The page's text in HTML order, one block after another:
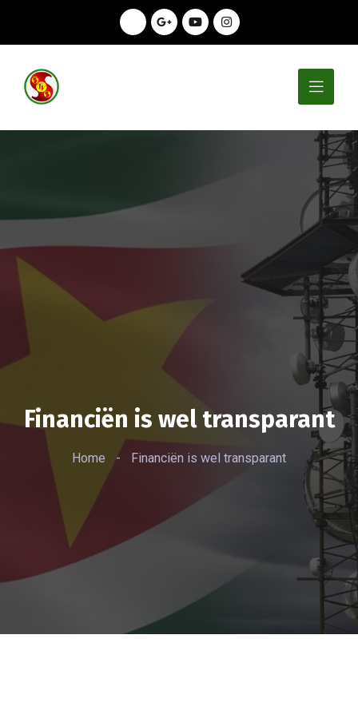
Financiën is wel transparant
Home - Financiën is wel transparant